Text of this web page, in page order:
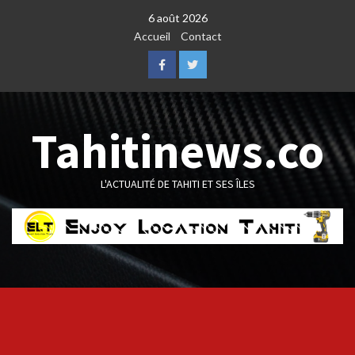
6 août 2026
Accueil
Contact
FacebookTwitter
Tahitinews.co
L'ACTUALITÉ DE TAHITI ET SES ÎLES